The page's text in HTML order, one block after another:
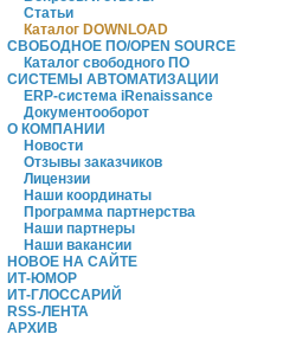
Статьи
Каталог DOWNLOAD
СВОБОДНОЕ ПО/OPEN SOURCE
Каталог свободного ПО
СИСТЕМЫ АВТОМАТИЗАЦИИ
ERP-система iRenaissance
Документооборот
О КОМПАНИИ
Новости
Отзывы заказчиков
Лицензии
Наши координаты
Программа партнерства
Наши партнеры
Наши вакансии
НОВОЕ НА САЙТЕ
ИТ-ЮМОР
ИТ-ГЛОССАРИЙ
RSS-ЛЕНТА
АРХИВ